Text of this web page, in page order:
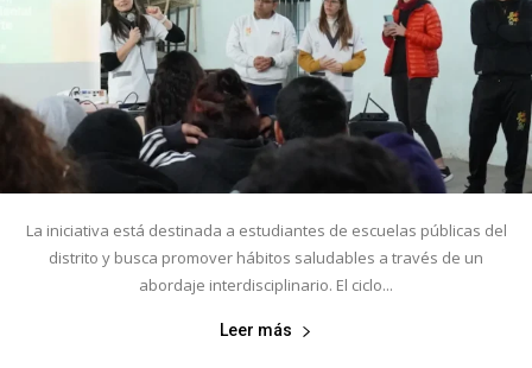
La iniciativa está destinada a estudiantes de escuelas públicas del
distrito y busca promover hábitos saludables a través de un
abordaje interdisciplinario. El ciclo...
Leer más